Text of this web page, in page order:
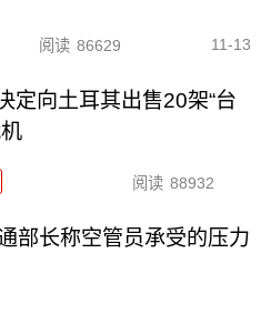
阅读 86629 11-13
定向土耳其出售20架“台
阅读 88932
部长称空管员承受的压力